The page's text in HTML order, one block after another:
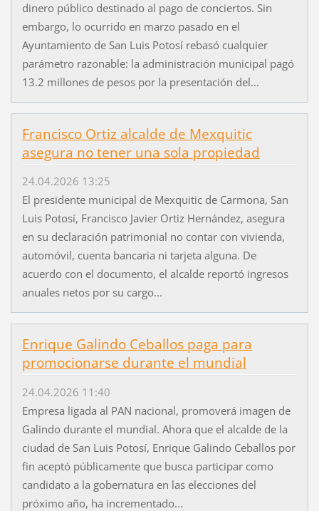
dinero público destinado al pago de conciertos. Sin
embargo, lo ocurrido en marzo pasado en el
Ayuntamiento de San Luis Potosí rebasó cualquier
parámetro razonable: la administración municipal pagó
13.2 millones de pesos por la presentación del...
Francisco Ortiz alcalde de Mexquitic
asegura no tener una sola propiedad
24.04.2026 13:25
El presidente municipal de Mexquitic de Carmona, San
Luis Potosí, Francisco Javier Ortiz Hernández, asegura
en su declaración patrimonial no contar con vivienda,
automóvil, cuenta bancaria ni tarjeta alguna. De
acuerdo con el documento, el alcalde reportó ingresos
anuales netos por su cargo...
Enrique Galindo Ceballos paga para
promocionarse durante el mundial
24.04.2026 11:40
Empresa ligada al PAN nacional, promoverá imagen de
Galindo durante el mundial. Ahora que el alcalde de la
ciudad de San Luis Potosí, Enrique Galindo Ceballos por
fin aceptó públicamente que busca participar como
candidato a la gobernatura en las elecciones del
próximo año, ha incrementado...